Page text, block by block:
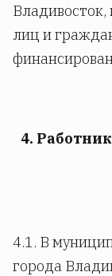
лиц и
4.
4.1. В
города